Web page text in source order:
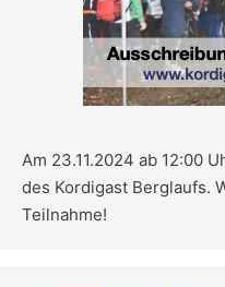
Am 23.11.2024 ab 12:00
des Kordigast Berglaufs.
Teilnahme!